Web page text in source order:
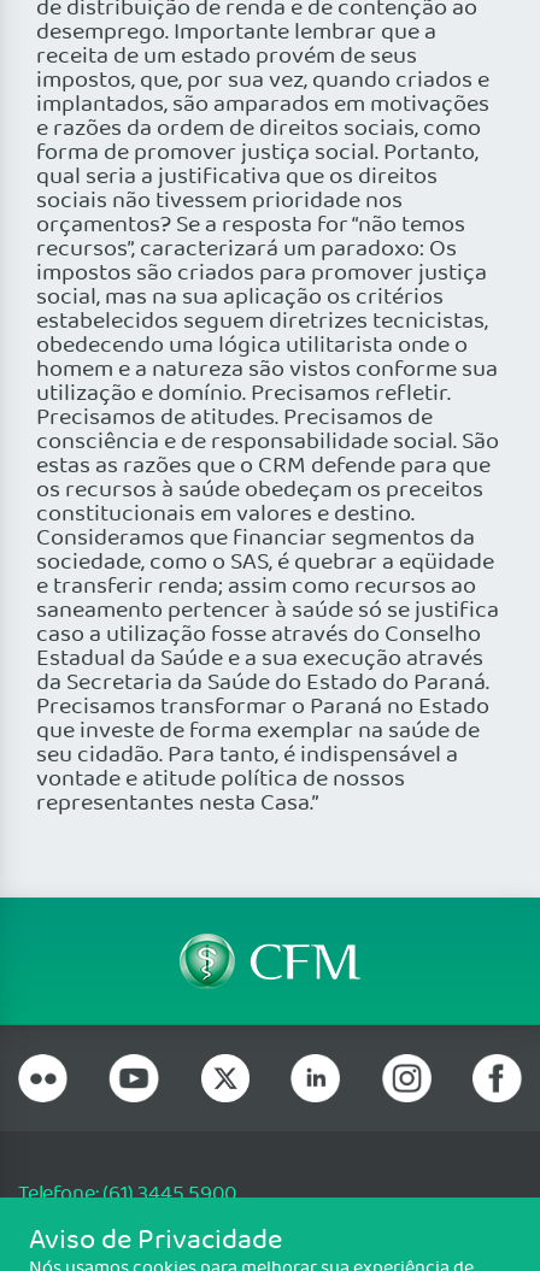
de distribuição de renda e de contenção ao
desemprego. Importante lembrar que a
receita de um estado provém de seus
impostos, que, por sua vez, quando criados e
implantados, são amparados em motivações
e razões da ordem de direitos sociais, como
forma de promover justiça social. Portanto,
qual seria a justificativa que os direitos
sociais não tivessem prioridade nos
orçamentos? Se a resposta for “não temos
recursos”, caracterizará um paradoxo: Os
impostos são criados para promover justiça
social, mas na sua aplicação os critérios
estabelecidos seguem diretrizes tecnicistas,
obedecendo uma lógica utilitarista onde o
homem e a natureza são vistos conforme sua
utilização e domínio. Precisamos refletir.
Precisamos de atitudes. Precisamos de
consciência e de responsabilidade social. São
estas as razões que o CRM defende para que
os recursos à saúde obedeçam os preceitos
constitucionais em valores e destino.
Consideramos que financiar segmentos da
sociedade, como o SAS, é quebrar a eqüidade
e transferir renda; assim como recursos ao
saneamento pertencer à saúde só se justifica
caso a utilização fosse através do Conselho
Estadual da Saúde e a sua execução através
da Secretaria da Saúde do Estado do Paraná.
Precisamos transformar o Paraná no Estado
que investe de forma exemplar na saúde de
seu cidadão. Para tanto, é indispensável a
vontade e atitude política de nossos
representantes nesta Casa.”
Telefone: (61) 3445 5900
Email: cfm@portalmedico.org.br
SGAS 616, Conjunto D, Lote 115, L2 Sul, Brasília/DF - CEP: 70200-760 -
Aviso de Privacidade